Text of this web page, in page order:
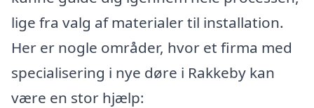
lige fra valg af materialer til installation.
Her er nogle områder, hvor et firma med
specialisering i nye døre i Rakkeby kan
være en stor hjælp: